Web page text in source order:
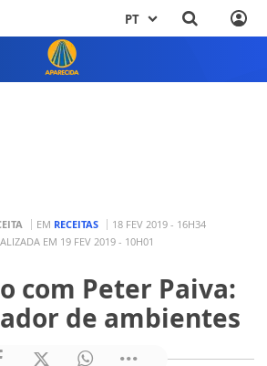
PT
EM RECEITAS
18 FEV 2019 - 16H34
EM 19 FEV 2019 - 10H01
com Peter Paiva:
de ambientes